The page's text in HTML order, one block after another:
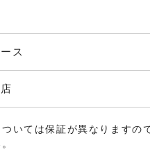
ス
いては保証が異なりますの